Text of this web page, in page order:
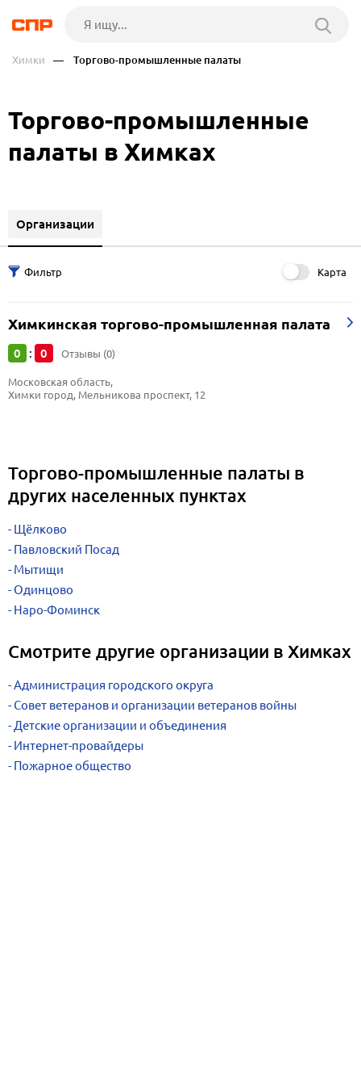
Химки — Торгово-промышленные палаты
Торгово-промышленные
палаты в Химках
Организации
Карта
Химкинская торгово-промышленная палата
0 : 0 Отзывы (0)
Московская область,
Химки город, Мельникова проспект, 12
Торгово-промышленные палаты в
других населенных пунктах
Щёлково
Павловский Посад
Мытищи
Одинцово
Наро-Фоминск
Смотрите другие организации в Химках
Администрация городского округа
Совет ветеранов и организации ветеранов войны
Детские организации и объединения
Интернет-провайдеры
Пожарное общество